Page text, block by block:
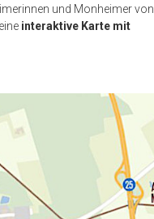
und Monheimer von
interaktive Karte mit